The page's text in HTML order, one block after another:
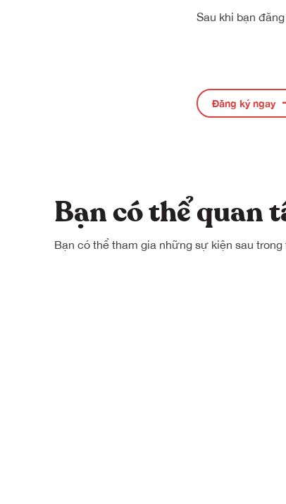
Sau khi bạn
Đăng ký ngay
Bạn có thể quan
Bạn có thể tham gia những sự kiện sau